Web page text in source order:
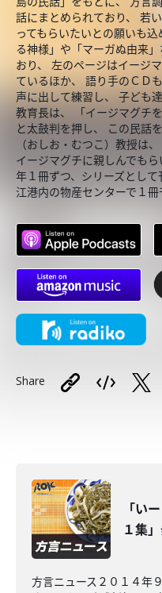
話にまとめられており、 若
ってもらいたいとの願いも
る神様」や「マーガぬ由来
おり、 左のページはイージ
ているほか、 語り手のＣＤ
声に出して練習し、 子ども
教育長は、 「イージマグチ
と太鼓判を押し、 この民話
（おしお・むつこ）教授は
イージマグチに親しんでも
年１冊ずつ、シリーズとし
江港内の物産センターで１冊
Share
「い
１集
方言ニュース２０１４年